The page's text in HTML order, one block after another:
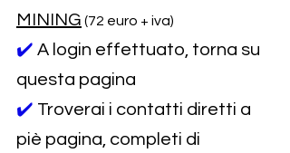
MINING (72 euro + iva)
✔️ A login effettuato, torna su
questa pagina
✔️ Troverai i contatti diretti a
piè pagina, completi di